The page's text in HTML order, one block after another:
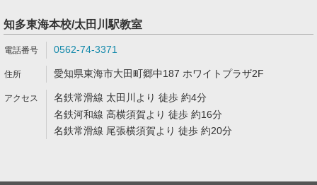
知多東海本校/太田川駅教室
0562-74-3371
愛知県東海市大田町郷中187 ホワイトプラザ2F
名鉄常滑線 太田川より 徒歩 約4分
名鉄河和線 高横須賀より 徒歩 約16分
名鉄常滑線 尾張横須賀より 徒歩 約20分